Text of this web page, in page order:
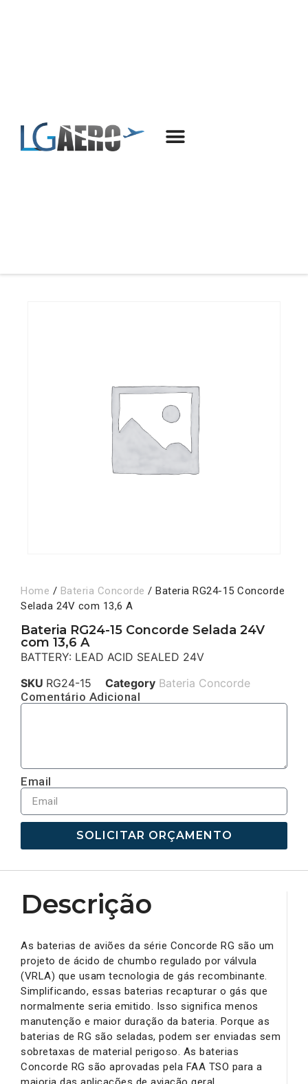
Home / Bateria Concorde / Bateria RG24-15 Concorde
Selada 24V com 13,6 A
Bateria RG24-15 Concorde Selada 24V
com 13,6 A
BATTERY: LEAD ACID SEALED 24V
SKU RG24-15 Category Bateria Concorde
Comentário Adicional
Email
SOLICITAR ORÇAMENTO
Descrição
As baterias de aviões da série Concorde RG são um
projeto de ácido de chumbo regulado por válvula
(VRLA) que usam tecnologia de gás recombinante.
Simplificando, essas baterias recapturar o gás que
normalmente seria emitido. Isso significa menos
manutenção e maior duração da bateria. Porque as
baterias de RG são seladas, podem ser enviadas sem
sobretaxas de material perigoso. As baterias
Concorde RG são aprovadas pela FAA TSO para a